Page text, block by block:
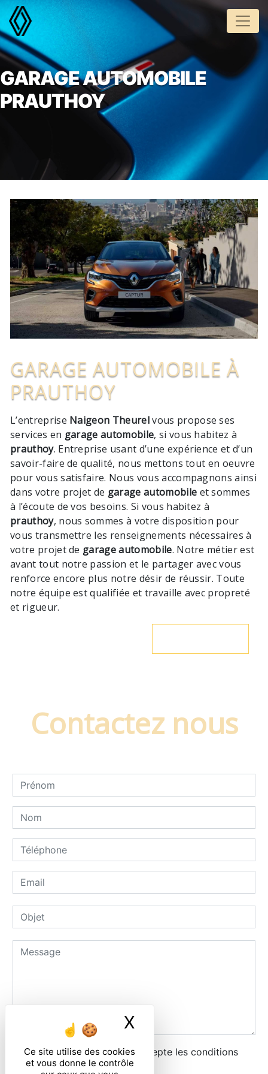
Panneau de gestion des cookies
Ce site utilise des cookies
et vous donne le contrôle
X
GARAGE AUTOMOBILE
PRAUTHOY
GARAGE AUTOMOBILE À
PRAUTHOY
L’entreprise Naigeon Theurelvous propose ses
services en garage automobile, si vous habitez à
prauthoy. Entreprise usant d’une expérience et d’un
savoir-faire de qualité, nous mettons tout en oeuvre
pour vous satisfaire. Nous vous accompagnons ainsi
dans votre projet de garage automobile et sommes
à l’écoute de vos besoins. Si vous habitez à
prauthoy, nous sommes à votre disposition pour
vous transmettre les renseignements nécessaires à
votre projet de garage automobile. Notre métier est
avant tout notre passion et le partager avec vous
renforce encore plus notre désir de réussir. Toute
notre équipe est qualifiée et travaille avec propreté
et rigueur.
Contactez nous
En cochant cette case, j'accepte les conditions
particulières ci-dessous **